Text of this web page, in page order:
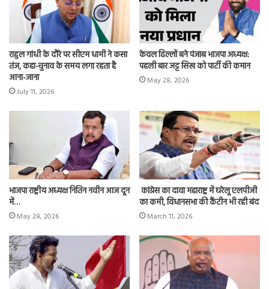
राहुल गांधी के दौरे पर सीएम धामी ने कसा
तंज, कहा-चुनाव के समय लगा रहता है
आना-जाना
July 11, 2026
केवल ढिल्लों बने पंजाब भाजपा अध्यक्ष:
पहली बार जट्ट सिख को पार्टी की कमान
May 28, 2026
भाजपा राष्ट्रीय अध्यक्ष नितिन नवीन आज दून
में…
May 28, 2026
कांग्रेस का दावा महाराष्ट्र में घरेलू एलपीजी
का कमी, विधानसभा की कैंटीन भी रही बंद
March 11, 2026